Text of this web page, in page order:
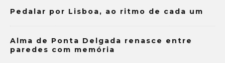
Pedalar por Lisboa, ao ritmo de cada um
Alma de Ponta Delgada renasce entre
paredes com memória